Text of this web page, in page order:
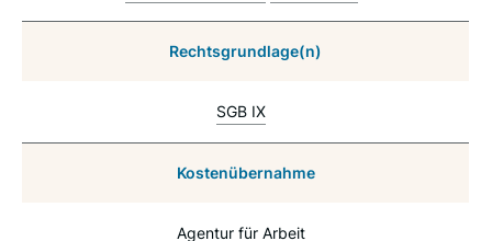
Rechtsgrundlage(n)
SGB IX
Kostenübernahme
Agentur für Arbeit